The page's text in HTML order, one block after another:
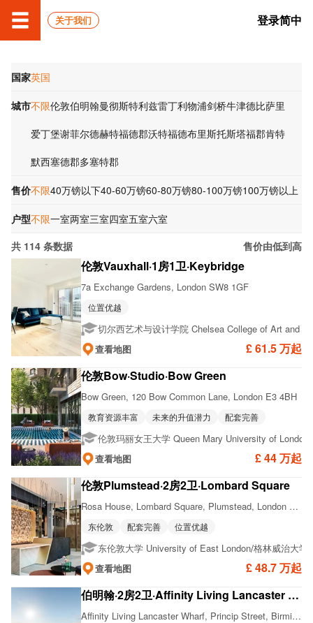
关于我们 登录简中
国家英国
城市不限伦敦伯明翰曼彻斯特利兹雷丁利物浦剑桥牛津德比萨里
爱丁堡谢菲尔德赫特福德郡沃特福德布里斯托斯塔福郡肯特
默西塞德郡多塞特郡
售价不限40万镑以下40-60万镑60-80万镑80-100万镑100万镑以上
户型不限一室两室三室四室五室六室
共 114 条数据 售价由低到高
伦敦Vauxhall·1房1卫·Keybridge
£ 61.5 万起
7a Exchange Gardens, London SW8 1GF
位置优越
切尔西艺术与设计学院 Chelsea College of Art and
查看地图
伦敦Bow·Studio·Bow Green
£ 44 万起
Bow Green, 120 Bow Common Lane, London E3 4BH
教育资源丰富 未来的升值潜力 配套完善
伦敦玛丽女王大学 Queen Mary University of London
查看地图
伦敦Plumstead·2房2卫·Lombard Square
£ 48.7 万起
Rosa House, Lombard Square, Plumstead, London SE28
东伦敦 配套完善 位置优越
东伦敦大学 University of East London/格林威治大学
查看地图
伯明翰·2房2卫·Affinity Living Lancaster Wharf
Affinity Living Lancaster Wharf, Princip Street, Birmingham B4 6LN